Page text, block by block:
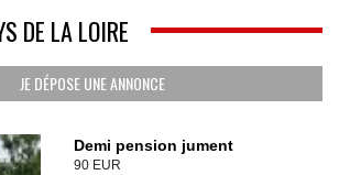
DE LA LOIRE
JE DÉPOSE UNE ANNONCE
Demi pension jument
90 EUR